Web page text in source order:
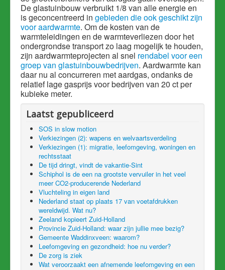
De glastuinbouw verbruikt 1/8 van alle energie en
is geconcentreerd in gebieden die ook geschikt zijn
voor aardwarmte. Om de kosten van de
warmteleidingen en de warmteverliezen door het
ondergrondse transport zo laag mogelijk te houden,
zijn aardwarmteprojecten al snel rendabel voor een
groep van glastuinbouwbedrijven. Aardwarmte kan
daar nu al concurreren met aardgas, ondanks de
relatief lage gasprijs voor bedrijven van 20 ct per
kubieke meter.
Laatst gepubliceerd
SOS in slow motion
Verkiezingen (2): wapens en welvaartsverdeling
Verkiezingen (1): migratie, leefomgeving, woningen en
rechtsstaat
De tijd dringt, vindt de vakantie-Sint
Schiphol is de een na grootste vervuiler in het veel
meer CO2-producerende Nederland
Vluchteling in eigen land
Nederland staat op plaats 17 van voetafdrukken
wereldwijd. Wat nu?
Zeeland kopieert Zuid-Holland
Provincie Zuid-Holland: waar zijn jullie mee bezig?
Gemeente Waddinxveen: waarom?
Leefomgeving en gezondheid: hoe nu verder?
De zorg is ziek
Wat veroorzaakt een afnemende leefomgeving en een